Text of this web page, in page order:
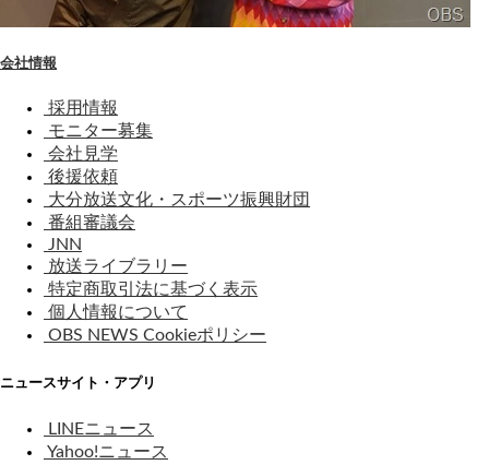
会社情報
採用情報
モニター募集
会社見学
後援依頼
大分放送文化・スポーツ振興財団
番組審議会
JNN
放送ライブラリー
特定商取引法に基づく表示
個人情報について
OBS NEWS Cookieポリシー
ニュースサイト・アプリ
LINEニュース
Yahoo!ニュース